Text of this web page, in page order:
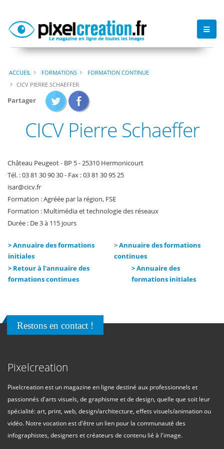
ACCUEIL FORMATIONS
FORMATION CONTINUE
CICV PIERRE SCHAEFFER
Partager
CICV Pierre Schaeffer
Château Peugeot - BP 5 - 25310 Hermonicourt
Tél. : 03 81 30 90 30 - Fax : 03 81 30 95 25
isar@cicv.fr
Formation : Agréée par la région, FSE
Formation : Multimédia et technologie des réseaux
Durée : De 3 à 115 jours
> Annuaire des formations
initiales
>Annuaire des formations
continues
> Retour à l'annuaire des
formations continues
> Annuaire des
formations initiales
Restons en contact !
Pixelcreation
Pixelcreation est un magazine en ligne destiné aux professionnels et
passionnés d'arts visuels, de graphisme et de design, quelle que soit leur
spécialité: art, print, web, design/architecture, effets visuels/animation ou
vidéo. Notre vocation est d'être un lien pour la communauté des
infographistes, designers et créateurs de contenu lié à l'image.